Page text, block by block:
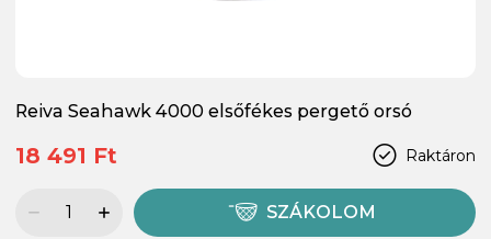
Reiva Seahawk 4000 elsőfékes pergető orsó
Raktáron
18 491 Ft
SZÁKOLOM